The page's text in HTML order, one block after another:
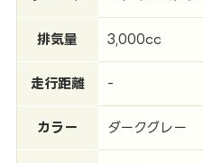
排気量 3,000cc
走行距離 -
カラー ダークグレー